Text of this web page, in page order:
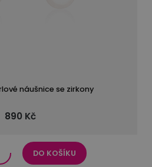
náušnice se zirkony
890 Kč
DO KOŠÍKU